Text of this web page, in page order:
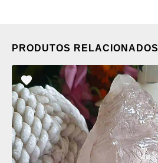
PRODUTOS RELACIONADOS
ADICIONAR
OS
FAVORITOS